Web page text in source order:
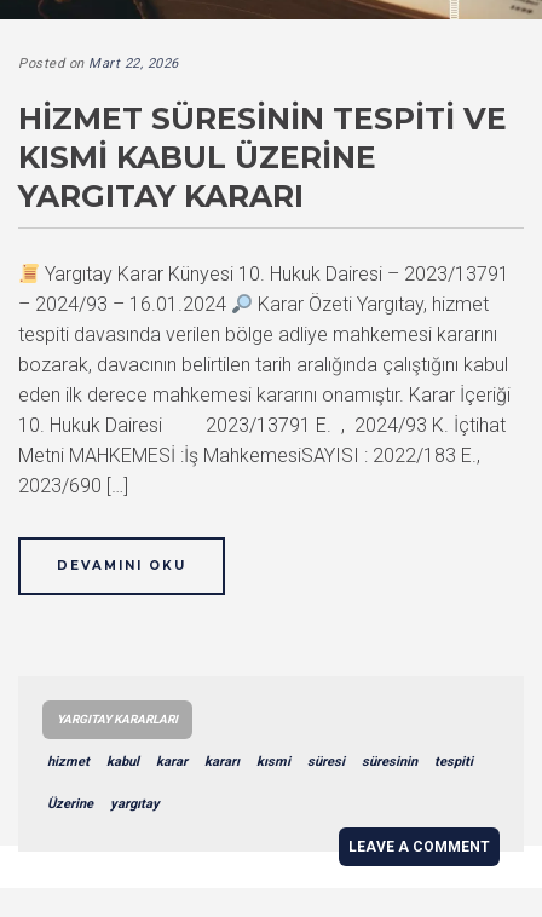
Posted on Mart 22, 2026
HIZMET SÜRESININ TESPITI VE
KISMI KABUL ÜZERINE
YARGITAY KARARI
Yargıtay Karar Künyesi 10. Hukuk Dairesi – 2023/13791
– 2024/93 – 16.01.2024
Karar Özeti Yargıtay, hizmet
tespiti davasında verilen bölge adliye mahkemesi kararını
bozarak, davacının belirtilen tarih aralığında çalıştığını kabul
eden ilk derece mahkemesi kararını onamıştır. Karar İçeriği
10. Hukuk Dairesi 2023/13791 E. , 2024/93 K. İçtihat
Metni MAHKEMESİ :İş MahkemesiSAYISI : 2022/183 E.,
2023/690 […]
DEVAMINI OKU
YARGITAY KARARLARI
hizmet kabul karar kararı kısmi süresi süresinin tespiti
Üzerine yargıtay
LEAVE A COMMENT